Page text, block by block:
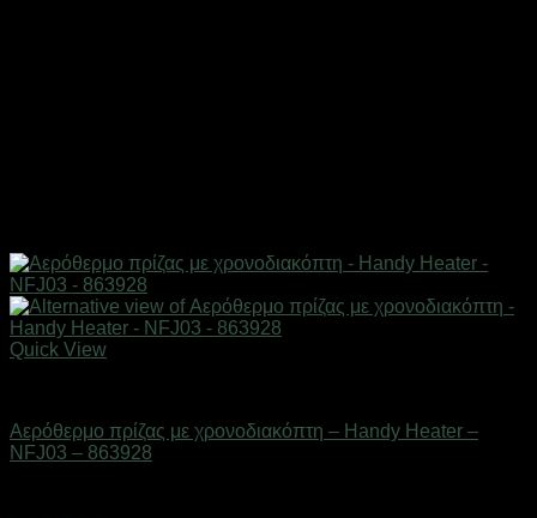
Quick View
Αερόθερμο πρίζας με χρονοδιακόπτη – Handy Heater –
NFJ03 – 863928